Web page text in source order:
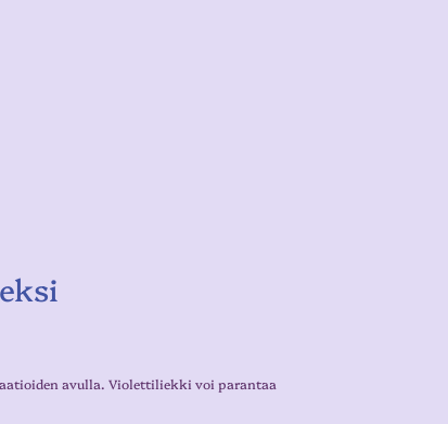
avulla. Violettiliekki voi parantaa